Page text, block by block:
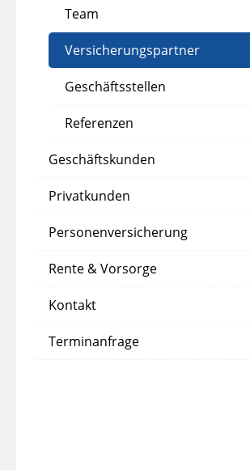
Team
Versicherungspartner
Geschäftsstellen
Referenzen
Geschäftskunden
Privatkunden
Personenversicherung
Rente & Vorsorge
Kontakt
Terminanfrage